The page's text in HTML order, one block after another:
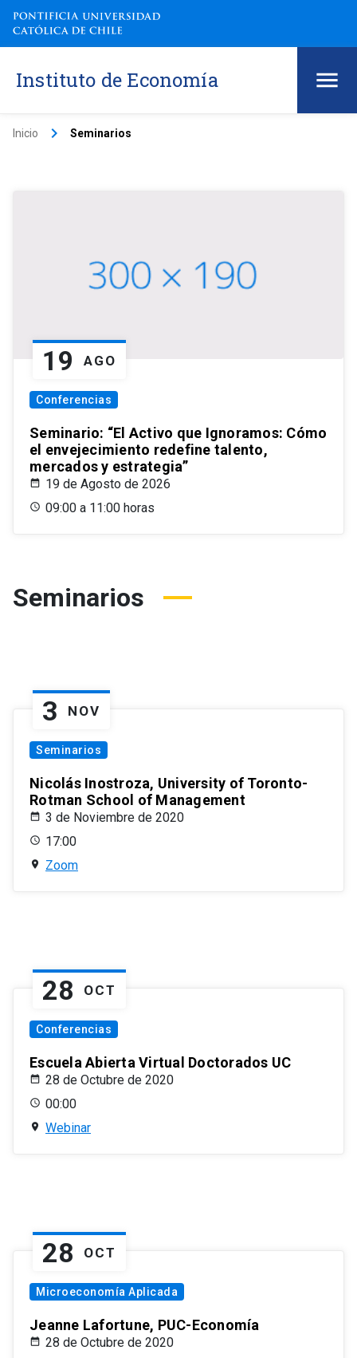
Instituto de Economía
Inicio keyboard_arrow_right Seminarios
19 AGO
Conferencias
Seminario: “El Activo que Ignoramos: Cómo
el envejecimiento redefine talento,
mercados y estrategia”
19 de Agosto de 2026
09:00 a 11:00 horas
Seminarios
3 NOV
Seminarios
Nicolás Inostroza, University of Toronto-
Rotman School of Management
3 de Noviembre de 2020
17:00
Zoom
28 OCT
Conferencias
Escuela Abierta Virtual Doctorados UC
28 de Octubre de 2020
00:00
Webinar
28 OCT
Microeconomía Aplicada
Jeanne Lafortune, PUC-Economía
28 de Octubre de 2020